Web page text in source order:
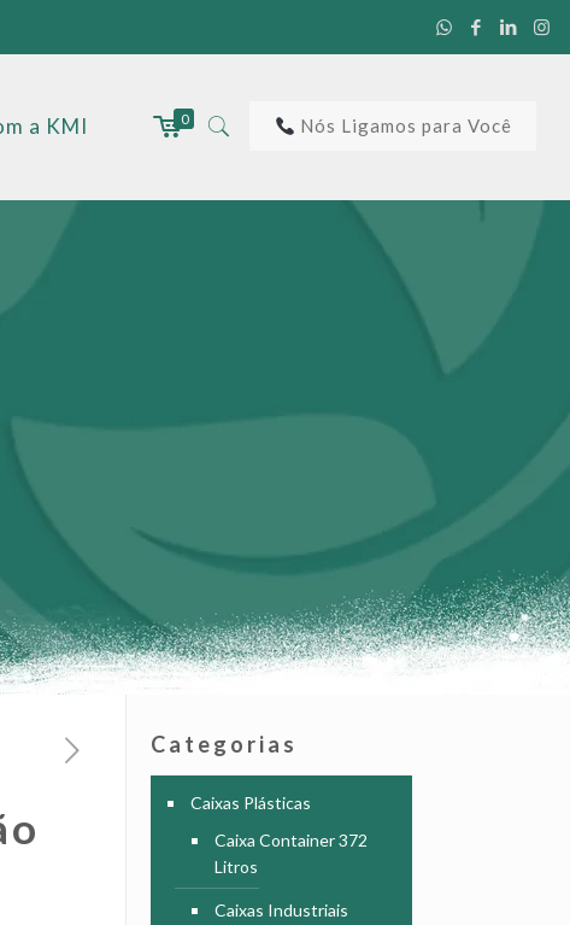
a KMI 0 Nós Ligamos para Você
Categorias
Caixas Plásticas
Caixa Container 372
Litros
Caixas Industriais